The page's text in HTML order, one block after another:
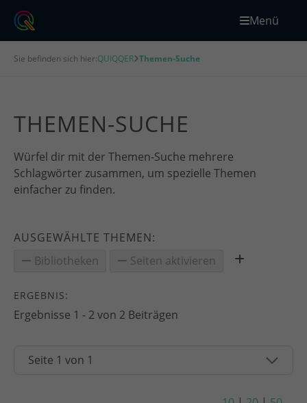
Menü
Sie befinden sich hier:QUIQQER Themen-Suche
THEMEN-SUCHE
Würfel dir mit der Themen-Suche mehrere
Schlagwörter zusammen, um spezielle Themen
einfacher zu finden.
AUSGEWÄHLTE THEMEN:
Bibliotheken
Seiten aktivieren
ERGEBNIS:
Ergebnisse 1 - 2 von 2 Beiträgen